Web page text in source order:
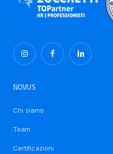
NOVUS
Chi siamo
Team
Certificazioni